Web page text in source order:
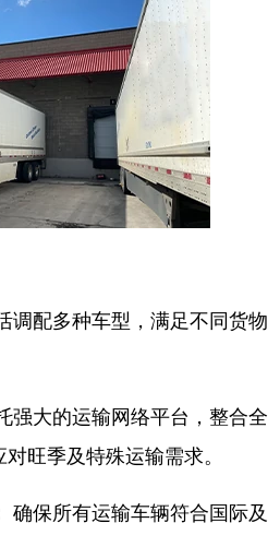
调配多种车型，满足不同货物
强大的运输网络平台，整合全
旺季及特殊运输需求。
确保所有运输车辆符合国际及